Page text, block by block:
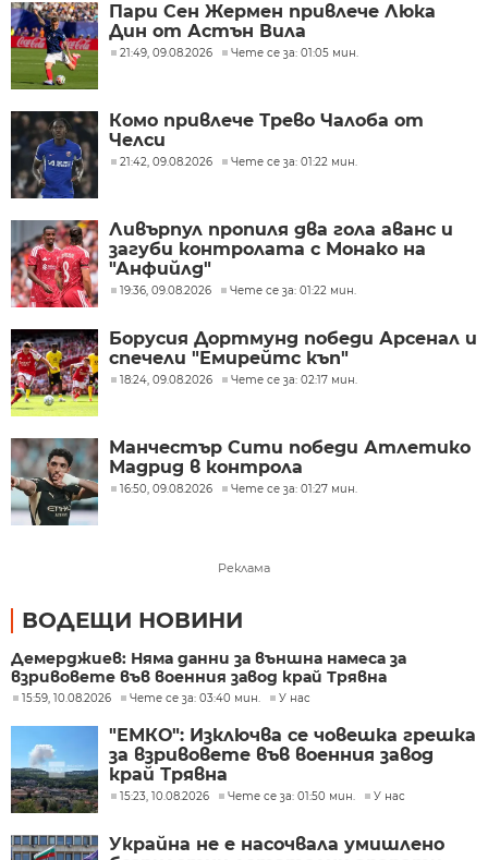
Пари Сен Жермен привлече Люка
Дин от Астън Вила
21:49, 09.08.2026 Чете се за: 01:05 мин.
Комо привлече Трево Чалоба от
Челси
21:42, 09.08.2026 Чете се за: 01:22 мин.
Ливърпул пропиля два гола аванс и
загуби контролата с Монако на
"Анфийлд"
19:36, 09.08.2026 Чете се за: 01:22 мин.
Борусия Дортмунд победи Арсенал и
спечели "Емирейтс къп"
18:24, 09.08.2026 Чете се за: 02:17 мин.
Манчестър Сити победи Атлетико
Мадрид в контрола
16:50, 09.08.2026 Чете се за: 01:27 мин.
Реклама
ВОДЕЩИ НОВИНИ
Демерджиев: Няма данни за външна намеса за
взривовете във военния завод край Трявна
15:59, 10.08.2026 Чете се за: 03:40 мин. У нас
"ЕМКО": Изключва се човешка грешка
за взривовете във военния завод
край Трявна
15:23, 10.08.2026 Чете се за: 01:50 мин. У нас
Украйна не е насочвала умишлено